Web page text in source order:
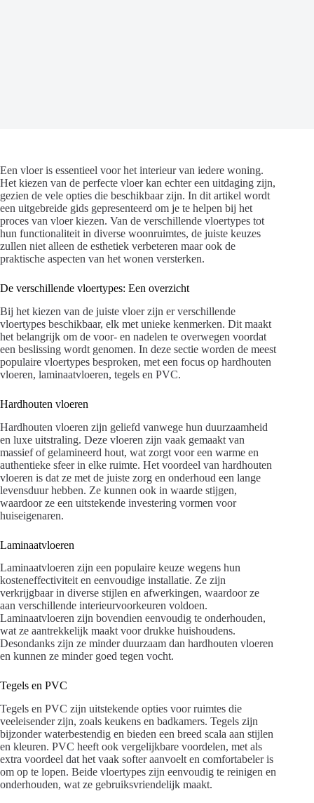
Een vloer is essentieel voor het interieur van iedere woning.
Het kiezen van de perfecte vloer kan echter een uitdaging zijn,
gezien de vele opties die beschikbaar zijn. In dit artikel wordt
een uitgebreide gids gepresenteerd om je te helpen bij het
proces van vloer kiezen. Van de verschillende vloertypes tot
hun functionaliteit in diverse woonruimtes, de juiste keuzes
zullen niet alleen de esthetiek verbeteren maar ook de
praktische aspecten van het wonen versterken.
De verschillende vloertypes: Een overzicht
Bij het kiezen van de juiste vloer zijn er verschillende
vloertypes beschikbaar, elk met unieke kenmerken. Dit maakt
het belangrijk om de voor- en nadelen te overwegen voordat
een beslissing wordt genomen. In deze sectie worden de meest
populaire vloertypes besproken, met een focus op hardhouten
vloeren, laminaatvloeren, tegels en PVC.
Hardhouten vloeren
Hardhouten vloeren zijn geliefd vanwege hun duurzaamheid
en luxe uitstraling. Deze vloeren zijn vaak gemaakt van
massief of gelamineerd hout, wat zorgt voor een warme en
authentieke sfeer in elke ruimte. Het voordeel van hardhouten
vloeren is dat ze met de juiste zorg en onderhoud een lange
levensduur hebben. Ze kunnen ook in waarde stijgen,
waardoor ze een uitstekende investering vormen voor
huiseigenaren.
Laminaatvloeren
Laminaatvloeren zijn een populaire keuze wegens hun
kosteneffectiviteit en eenvoudige installatie. Ze zijn
verkrijgbaar in diverse stijlen en afwerkingen, waardoor ze
aan verschillende interieurvoorkeuren voldoen.
Laminaatvloeren zijn bovendien eenvoudig te onderhouden,
wat ze aantrekkelijk maakt voor drukke huishoudens.
Desondanks zijn ze minder duurzaam dan hardhouten vloeren
en kunnen ze minder goed tegen vocht.
Tegels en PVC
Tegels en PVC zijn uitstekende opties voor ruimtes die
veeleisender zijn, zoals keukens en badkamers. Tegels zijn
bijzonder waterbestendig en bieden een breed scala aan stijlen
en kleuren. PVC heeft ook vergelijkbare voordelen, met als
extra voordeel dat het vaak softer aanvoelt en comfortabeler is
om op te lopen. Beide vloertypes zijn eenvoudig te reinigen en
onderhouden, wat ze gebruiksvriendelijk maakt.